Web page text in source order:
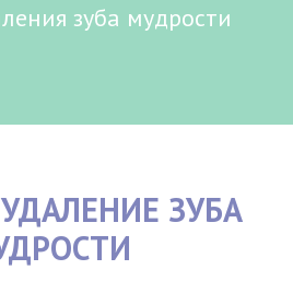
зуба мудрости
ЗУБА